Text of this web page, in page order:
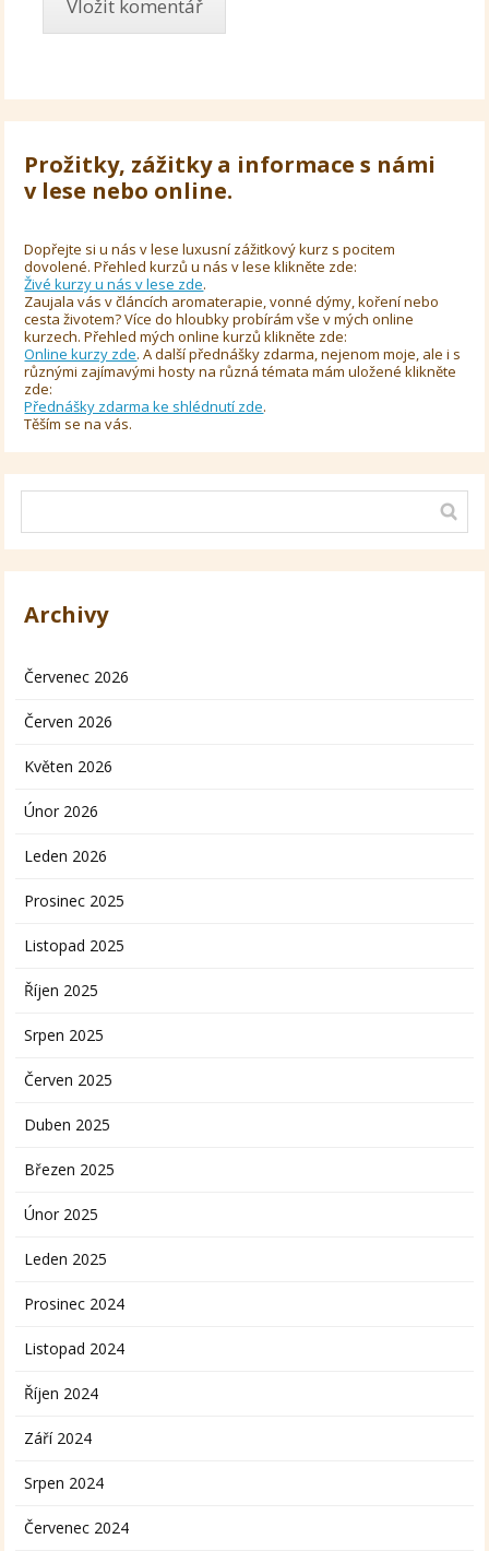
Prožitky, zážitky a informace s námi
v lese nebo online.
Dopřejte si u nás v lese luxusní zážitkový kurz s pocitem
dovolené. Přehled kurzů u nás v lese klikněte zde:
Živé kurzy u nás v lese zde.
Zaujala vás v článcích aromaterapie, vonné dýmy, koření nebo
cesta životem? Více do hloubky probírám vše v mých online
kurzech. Přehled mých online kurzů klikněte zde:
Online kurzy zde. A další přednášky zdarma, nejenom moje, ale i s
různými zajímavými hosty na různá témata mám uložené klikněte
zde:
Přednášky zdarma ke shlédnutí zde.
Těším se na vás.
Archivy
Červenec 2026
Červen 2026
Květen 2026
Únor 2026
Leden 2026
Prosinec 2025
Listopad 2025
Říjen 2025
Srpen 2025
Červen 2025
Duben 2025
Březen 2025
Únor 2025
Leden 2025
Prosinec 2024
Listopad 2024
Říjen 2024
Září 2024
Srpen 2024
Červenec 2024